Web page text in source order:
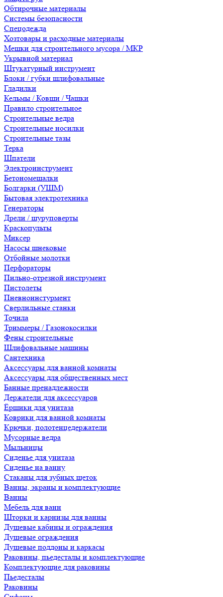
Обтирочные материалы
Системы безопасности
Спецодежда
Хозтовары и расходные материалы
Мешки для строительного мусора / МКР
Укрывной материал
Штукатурный инструмент
Блоки / губки шлифовальные
Гладилки
Кельмы / Ковши / Чашки
Правило строительное
Строительные ведра
Строительные носилки
Строительные тазы
Терка
Шпатели
Электроинструмент
Бетономешалки
Болгарки (УШМ)
Бытовая электротехника
Генераторы
Дрели / шуруповерты
Краскопульты
Миксер
Насосы шнековые
Отбойные молотки
Перфораторы
Пильно-отрезной инструмент
Пистолеты
Пневноинстурмент
Сверлильные станки
Точила
Триммеры / Газонокосилки
Фены строительные
Шлифовальные машины
Сантехника
Аксессуары для ванной комнаты
Аксессуары для общественных мест
Банные пренадлежности
Держатели для аксессуаров
Ёршики для унитаза
Коврики для ванной комнаты
Крючки, полотенцедержатели
Мусорные ведра
Мыльницы
Сиденье для унитаза
Сиденье на ванну
Стаканы для зубных щеток
Ванны, экраны и комплектующие
Ванны
Мебель для ванн
Шторки и карнизы для ванны
Душевые кабины и ограждения
Душевые ограждения
Душевые поддоны и каркасы
Раковины, пьедесталы и комплектующие
Комплектующие для раковины
Пьедесталы
Раковины